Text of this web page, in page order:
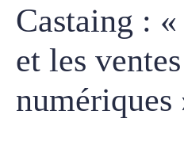
Castaing :
et les ventes
numériques